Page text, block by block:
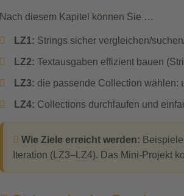
Nach diesem Kapitel können Sie …
LZ1: Strings sicher vergleichen/
LZ2: Textausgaben effizient bauen
LZ3: die passende Collection wählen:
LZ4: Collections durchlaufen und
Wie Ziele erreicht werden:
Iteration (LZ3–LZ4). Das Mini-Projekt